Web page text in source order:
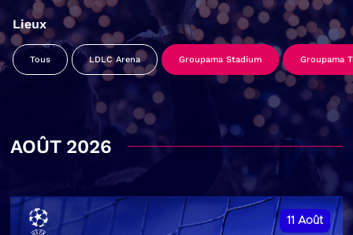
Lieux
Tous LDLC Arena Groupama Stadium Groupama
AOÛT 2026
11 Août